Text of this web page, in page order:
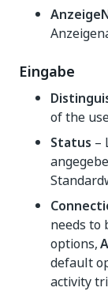
Eingabe
of the
Status –
needs to
options,
default
activity